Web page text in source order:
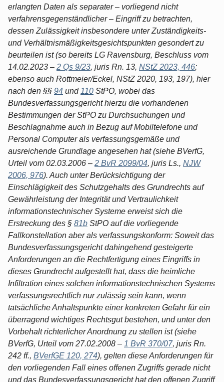
erlangten Daten als separater – vorliegend nicht
verfahrensgegenständlicher – Eingriff zu betrachten,
dessen Zulässigkeit insbesondere unter Zuständigkeits-
und Verhältnismäßigkeitsgesichtspunkten gesondert zu
beurteilen ist (so bereits LG Ravensburg, Beschluss vom
14.02.2023 – 2 Qs 9/23, juris Rn. 13, NStZ 2023, 446;
ebenso auch Rottmeier/Eckel, NStZ 2020, 193, 197), hier
nach den §§ 94 und 110 StPO, wobei das
Bundesverfassungsgericht hierzu die vorhandenen
Bestimmungen der StPO zu Durchsuchungen und
Beschlagnahme auch in Bezug auf Mobiltelefone und
Personal Computer als verfassungsgemäße und
ausreichende Grundlage angesehen hat (siehe BVerfG,
Urteil vom 02.03.2006 – 2 BvR 2099/04, juris Ls., NJW
2006, 976). Auch unter Berücksichtigung der
Einschlägigkeit des Schutzgehalts des Grundrechts auf
Gewährleistung der Integrität und Vertraulichkeit
informationstechnischer Systeme erweist sich die
Erstreckung des § 81b StPO auf die vorliegende
Fallkonstellation aber als verfassungskonform: Soweit das
Bundesverfassungsgericht dahingehend gesteigerte
Anforderungen an die Rechtfertigung eines Eingriffs in
dieses Grundrecht aufgestellt hat, dass die heimliche
Infiltration eines solchen informationstechnischen Systems
verfassungsrechtlich nur zulässig sein kann, wenn
tatsächliche Anhaltspunkte einer konkreten Gefahr für ein
überragend wichtiges Rechtsgut bestehen, und unter den
Vorbehalt richterlicher Anordnung zu stellen ist (siehe
BVerfG, Urteil vom 27.02.2008 – 1 BvR 370/07, juris Rn.
242 ff., BVerfGE 120, 274), gelten diese Anforderungen für
den vorliegenden Fall eines offenen Zugriffs gerade nicht
und das Bundesverfassungsgericht hat den offenen Zugriff